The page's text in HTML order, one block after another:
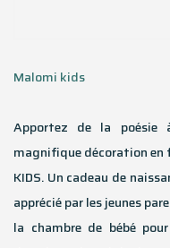
Malomi kids
Apportez de la poésie
magnifique décoration en
KIDS. Un cadeau de
apprécié par les jeunes
la chambre de bébé